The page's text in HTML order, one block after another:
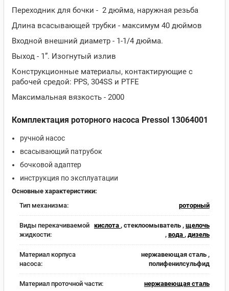
Переходник для бочки - 2 дюйма, наружная резьба
Длина всасывающей трубки - максимум 40 дюймов
Входной внешний диаметр - 1-1/4 дюйма.
Выход - 1”. Изогнутый излив
Конструкционные материалы, контактирующие с
рабочей средой: PPS, 304SS и PTFE
Максимальная вязкость - 2000
Комплектация роторного насоса Pressol 13064001
ручной насос
всасывающий патрубок
бочковой адаптер
инструкция по эксплуатации
Основные характеристики:
Тип механизма:
роторный
Виды перекачиваемой
жидкости:
кислота , стеклоомыватель , щелочь
, вода , дизель
Материал корпуса
насоса:
нержавеющая сталь ,
полифенилсульфид
Материал проточной части: нержавеющая сталь